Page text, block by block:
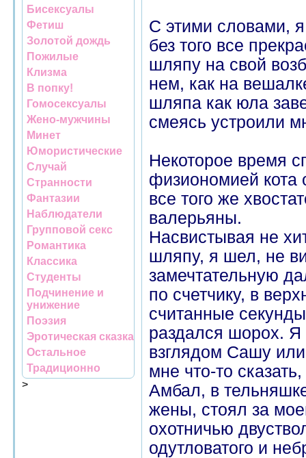
Бисексуалы
Фетиш
Золотой дождь
Пожилые
Клизма
В попку!
Гомосексуалы
Жено-мужчины
Минет
Юмористические
Случай
Странности
Фантазии
Наблюдатели
Групповой секс
Романтика
Классика
Студенты
Подчинение и
унижение
Поэзия
Эротическая сказка
Остальное
Традиционно
>
С этими словами,
без того все
шляпу на свой
нем, как на
шляпа как юла
смеясь устроили
Некоторое время
физиономией кота
все того же
валерьяны.
Насвистывая не
шляпу, я шел, не
замечтательную
по счетчику, в
считанные
раздался шорох. Я
взглядом Сашу
мне что-то
Амбал, в
жены, стоял за
охотничью
одутловатого и